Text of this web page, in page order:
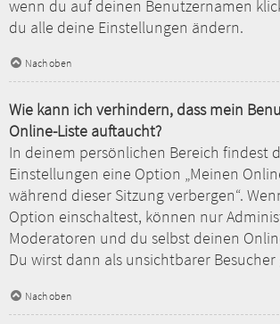
wenn du auf deinen Benutzernamen
du alle deine Einstellungen ändern.
Nach oben
Wie kann ich verhindern, dass mein
Online-Liste auftaucht?
In deinem persönlichen Bereich findest
Einstellungen eine Option „Meinen
während dieser Sitzung verbergen“.
Option einschaltest, können nur
Moderatoren und du selbst deinen
Du wirst dann als unsichtbarer Besucher
Nach oben